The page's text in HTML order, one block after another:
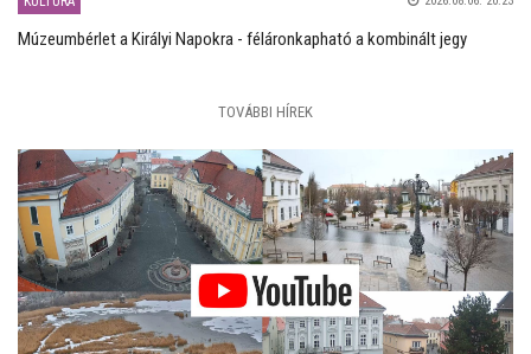
Múzeumbérlet a Királyi Napokra - féláronkapható a kombinált jegy
TOVÁBBI HÍREK